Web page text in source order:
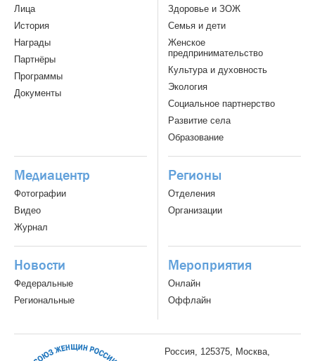
Лица
История
Награды
Партнёры
Программы
Документы
Здоровье и ЗОЖ
Семья и дети
Женское
предпринимательство
Культура и духовность
Экология
Социальное партнерство
Развитие села
Образование
Медиацентр
Фотографии
Видео
Журнал
Регионы
Отделения
Организации
Новости
Федеральные
Региональные
Мероприятия
Онлайн
Оффлайн
Россия, 125375, Москва,